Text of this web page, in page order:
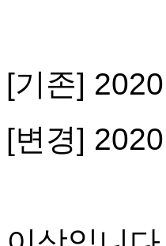
[기존]
[변경]